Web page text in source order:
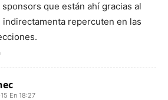
sponsors que están ahí gracias al
indirectamenta repercuten en las
En 18:27